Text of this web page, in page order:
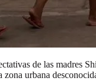
de las madres
urbana